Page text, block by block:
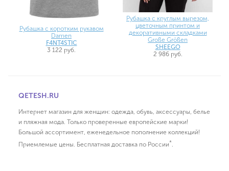
Рубашка с коротким рукавом
Damen
F4NT4STIC
3 122 руб.
Рубашка с круглым вырезом,
цветочным принтом и
декоративными складками
Große Größen
SHEEGO
2 986 руб.
QETESH.RU
Интернет магазин для женщин: одежда, обувь, аксессуары, белье
и пляжная мода. Только проверенные европейские марки!
Большой ассортимент, еженедельное пополнение коллекций!
Приемлемые цены. Бесплатная доставка по России*.